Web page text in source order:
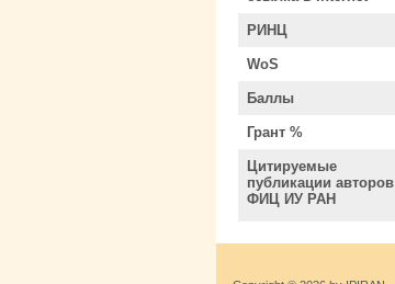
РИНЦ
WoS
Баллы
Грант %
Цитируемые
публикации авторов
ФИЦ ИУ РАН